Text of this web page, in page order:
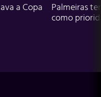
a Copa
Palmeiras
como